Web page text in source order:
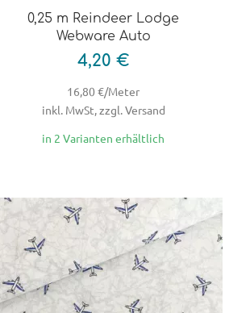
0,25 m Reindeer Lodge
Webware Auto
4,20 €
16,80 €/Meter
inkl. MwSt, zzgl. Versand
in 2 Varianten erhältlich